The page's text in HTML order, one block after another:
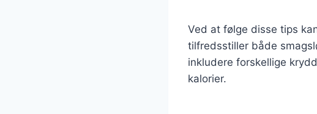
Ved at følge disse tips
tilfredsstiller både
inkludere forskellige
kalorier.